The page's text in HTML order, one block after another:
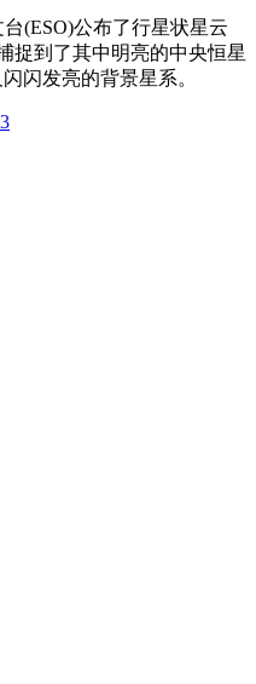
(ESO)公布了行星状星云
捉到了其中明亮的中央恒星
闪发亮的背景星系。
3